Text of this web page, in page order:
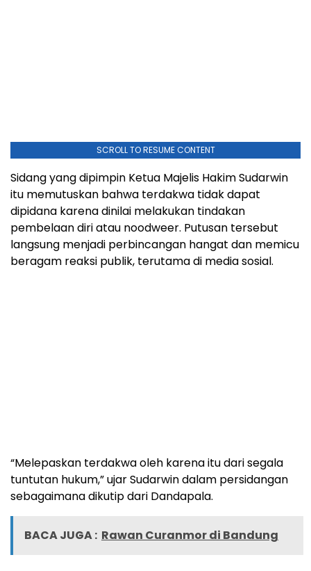
SCROLL TO RESUME CONTENT
Sidang yang dipimpin Ketua Majelis Hakim Sudarwin
itu memutuskan bahwa terdakwa tidak dapat
dipidana karena dinilai melakukan tindakan
pembelaan diri atau noodweer. Putusan tersebut
langsung menjadi perbincangan hangat dan memicu
beragam reaksi publik, terutama di media sosial.
“Melepaskan terdakwa oleh karena itu dari segala
tuntutan hukum,” ujar Sudarwin dalam persidangan
sebagaimana dikutip dari Dandapala.
BACA JUGA : Rawan Curanmor di Bandung